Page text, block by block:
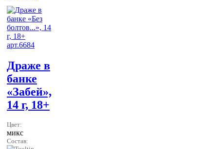
Драже в
банке
«Забей»,
14 г, 18+
Цвет:
микс
Состав: